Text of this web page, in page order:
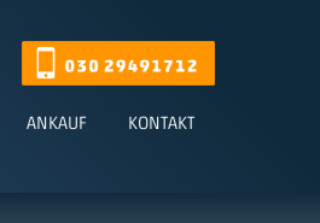
ANKAUF KONTAKT